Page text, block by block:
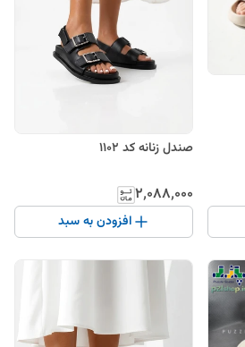
صندل زنانه کد ۱۱۰۲
۲٬۰۸۸٬۰۰۰
افزودن به سبد